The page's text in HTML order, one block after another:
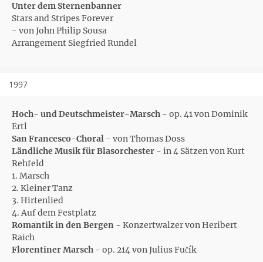
Unter dem Sternenbanner
Stars and Stripes Forever
- von John Philip Sousa
Arrangement Siegfried Rundel
1997
Hoch- und Deutschmeister-Marsch - op. 41 von Dominik
Ertl
San Francesco-Choral - von Thomas Doss
Ländliche Musik für Blasorchester - in 4 Sätzen von Kurt
Rehfeld
1. Marsch
2. Kleiner Tanz
3. Hirtenlied
4. Auf dem Festplatz
Romantik in den Bergen - Konzertwalzer von Heribert
Raich
Florentiner Marsch - op. 214 von Julius Fučík